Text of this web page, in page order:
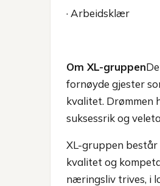
· Arbeidsklær
Om XL-gruppen
fornøyde gjester
kvalitet. Drømmen
suksessrik og
XL-gruppen
kvalitet og
næringsliv trives, i